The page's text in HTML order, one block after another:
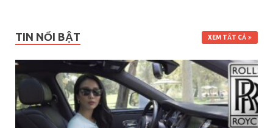
TIN NỔI BẬT XEM TẤT CẢ